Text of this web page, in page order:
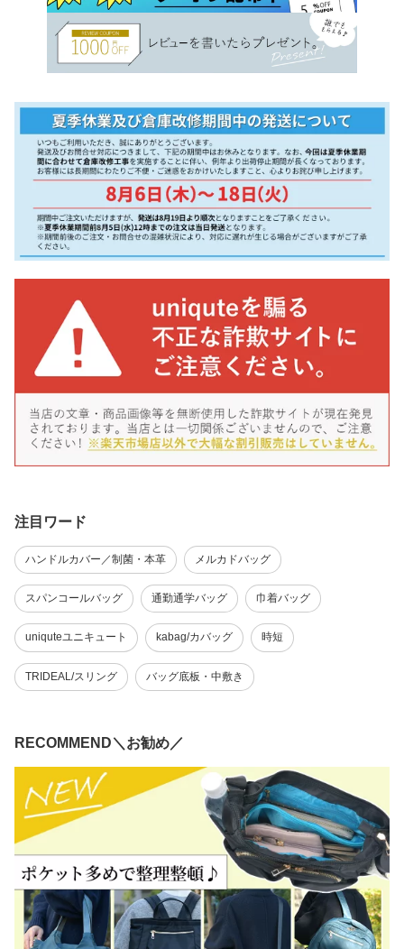
注目ワード
ハンドルカバー／制菌・本革 メルカドバッグ
スパンコールバッグ 通勤通学バッグ 巾着バッグ
uniquteユニキュート kabag/カバッグ 時短
TRIDEAL/スリング バッグ底板・中敷き
RECOMMEND＼お勧め／